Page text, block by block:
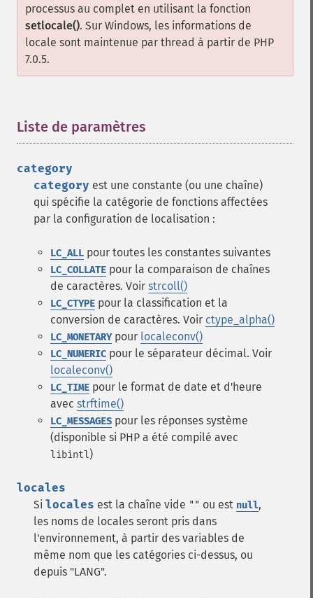
processus au complet en utilisant la fonction
setlocale(). Sur Windows, les informations de
locale sont maintenue par thread à partir de PHP
7.0.5.
Liste de paramètres
category
category est une constante (ou une chaîne)
qui spécifie la catégorie de fonctions affectées
par la configuration de localisation :
LC_ALL pour toutes les constantes suivantes
LC_COLLATE pour la comparaison de chaînes
de caractères. Voir strcoll()
LC_CTYPE pour la classification et la
conversion de caractères. Voir ctype_alpha()
LC_MONETARYpour localeconv()
LC_NUMERIC pour le séparateur décimal. Voir
localeconv()
LC_TIME pour le format de date et d'heure
avec strftime()
LC_MESSAGES pour les réponses système
(disponible si PHP a été compilé avec
libintl)
locales
Si locales est la chaîne vide "" ou est null,
les noms de locales seront pris dans
l'environnement, à partir des variables de
même nom que les catégories ci-dessus, ou
depuis "LANG".